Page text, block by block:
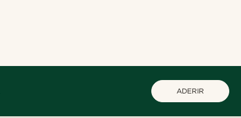
ADERIR